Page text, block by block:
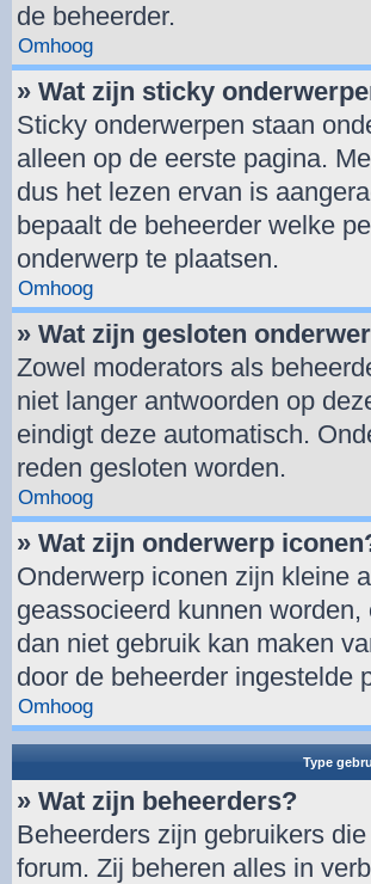
de beheerder.
Omhoog
» Wat zijn sticky
Sticky onderwerpen staan
alleen op de eerste pagina.
dus het lezen ervan is
bepaalt de beheerder welke
onderwerp te plaatsen.
Omhoog
» Wat zijn gesloten
Zowel moderators als
niet langer antwoorden op
eindigt deze automatisch.
reden gesloten worden.
Omhoog
» Wat zijn onderwerp
Onderwerp iconen zijn kleine
geassocieerd kunnen
dan niet gebruik kan maken
door de beheerder ingestelde
Omhoog
Type
» Wat zijn beheerders?
Beheerders zijn gebruikers
forum. Zij beheren alles in